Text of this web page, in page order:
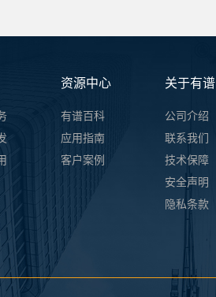
资源中心
有谱百科
应用指南
客户案例
关于有谱
公司介绍
联系我们
技术保障
安全声明
隐私条款